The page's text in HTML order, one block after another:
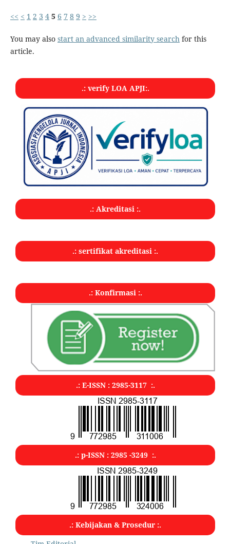
<< < 1 2 3 4 5 6 7 8 9 > >>
You may also start an advanced similarity search for this
article.
.: verify LOA APJI:.
.: Akreditasi :.
.: sertifikat akreditasi :.
.: Konfirmasi :.
.: E-ISSN : 2985-3117 :.
.: p-ISSN : 2985 -3249 :.
.: Kebijakan & Prosedur :.